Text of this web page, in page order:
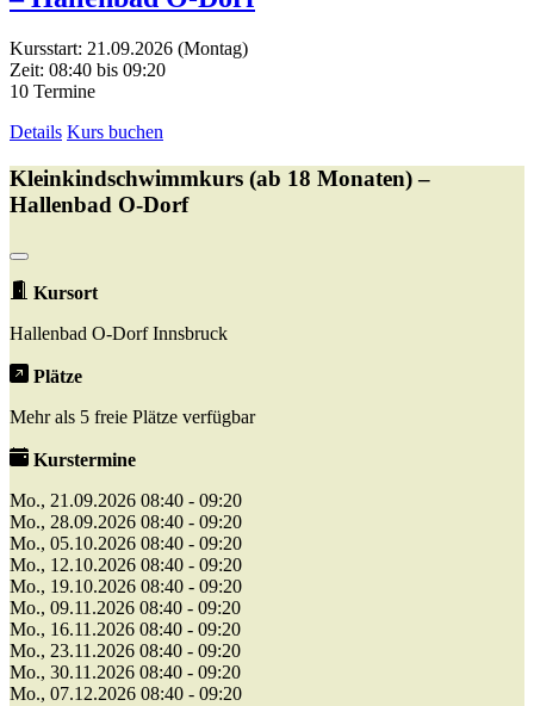
Kursstart: 21.09.2026 (Montag)
Zeit: 08:40 bis 09:20
10 Termine
Details Kurs buchen
Kleinkindschwimmkurs (ab 18 Monaten) –
Hallenbad O-Dorf
Kursort
Hallenbad O-Dorf Innsbruck
Plätze
Mehr als 5 freie Plätze verfügbar
Kurstermine
Mo., 21.09.2026 08:40 - 09:20
Mo., 28.09.2026 08:40 - 09:20
Mo., 05.10.2026 08:40 - 09:20
Mo., 12.10.2026 08:40 - 09:20
Mo., 19.10.2026 08:40 - 09:20
Mo., 09.11.2026 08:40 - 09:20
Mo., 16.11.2026 08:40 - 09:20
Mo., 23.11.2026 08:40 - 09:20
Mo., 30.11.2026 08:40 - 09:20
Mo., 07.12.2026 08:40 - 09:20